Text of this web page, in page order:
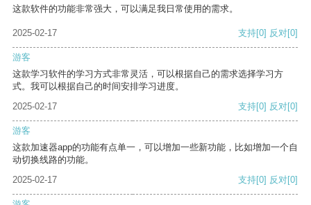
这款软件的功能非常强大，可以满足我日常使用的需求。
2025-02-17 支持[0] 反对[0]
游客
这款学习软件的学习方式非常灵活，可以根据自己的需求选择学习方
式。我可以根据自己的时间安排学习进度。
2025-02-17
支持[0] 反对[0]
游客
这款加速器app的功能有点单一，可以增加一些新功能，比如增加一个自
动切换线路的功能。
2025-02-17
支持[0] 反对[0]